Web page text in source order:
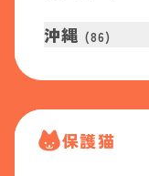
沖縄 (86)
保護猫